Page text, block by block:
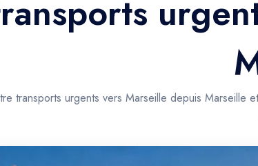
transports urgents vers Marseille depuis